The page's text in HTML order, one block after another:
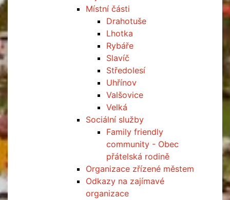
Místní části
Drahotuše
Lhotka
Rybáře
Slavíč
Středolesí
Uhřínov
Valšovice
Velká
Sociální služby
Family friendly
community - Obec
přátelská rodině
Organizace zřízené městem
Odkazy na zajímavé
organizace